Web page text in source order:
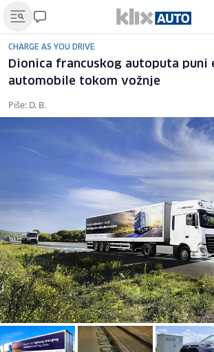
CHARGE AS YOU DRIVE
Dionica francuskog autoputa puni
automobile tokom vožnje
Piše: D. B.